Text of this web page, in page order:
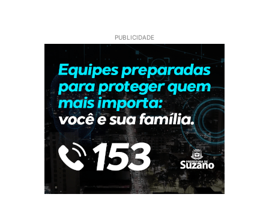
PUBLICIDADE